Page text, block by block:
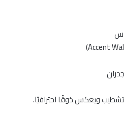
ويعكس ذوقًا احترافيًا.